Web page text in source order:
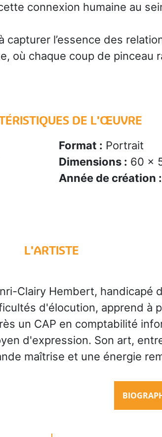
connexion humaine au
l’essence des
où chaque coup de pinceau
DE L'ŒUVRE
Format : Portrait
Dimensions : 60 x
Année de création :
L'ARTISTE
Clairy Hembert, handicapé
d'élocution, apprend à
un CAP en comptabilité
d'expression. Son art,
maîtrise et une énergie